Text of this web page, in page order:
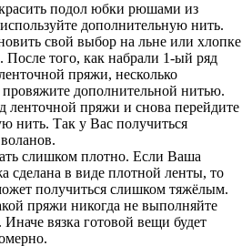
подол юбки рюшами из
дополнительную нить.
свой выбор на льне или хлопке
того, как набрали 1-ый ряд
пряжи, несколько
дополнительной нитью.
ленточной пряжи и снова перейдите
нить. Так у Вас получиться
слишком плотно. Если Ваша
сделана в виде плотной ленты, то
получиться слишком тяжёлым.
пряжи никогда не выполняйте
вязка готовой вещи будет